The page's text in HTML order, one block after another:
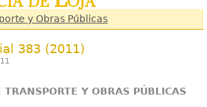
y Obras Públicas
383 (2011)
Y OBRAS PÚBLICAS